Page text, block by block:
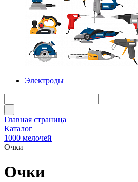
Электроды
Главная страница
Каталог
1000 мелочей
Очки
Очки